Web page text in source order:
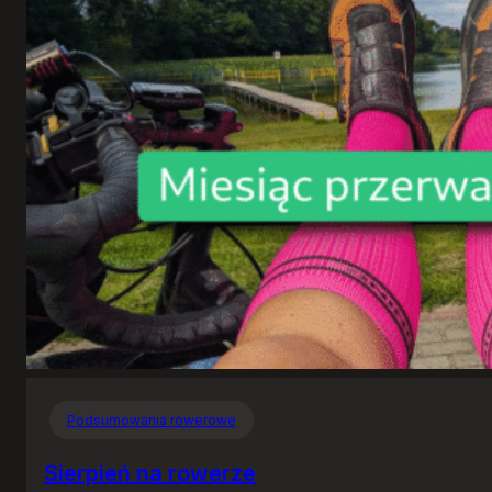
Podsumowania rowerowe
Sierpień na rowerze